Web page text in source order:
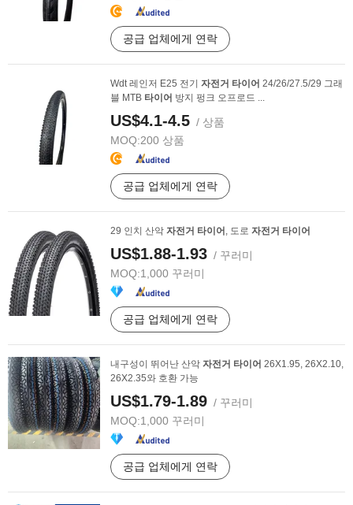
공급 업체에게 연락
Wdt 레인저 E25 전기 자전거 타이어 24/26/27.5/29 그래
블 MTB 타이어 방지 펑크 오프로드 ...
US$4.1-4.5 / 상품
MOQ:200 상품
공급 업체에게 연락
29 인치 산악 자전거 타이어 , 도로 자전거 타이어
US$1.88-1.93 / 꾸러미
MOQ:1,000 꾸러미
공급 업체에게 연락
내구성이 뛰어난 산악 자전거 타이어 26X1.95, 26X2.10,
26X2.35와 호환 가능
US$1.79-1.89 / 꾸러미
MOQ:1,000 꾸러미
공급 업체에게 연락